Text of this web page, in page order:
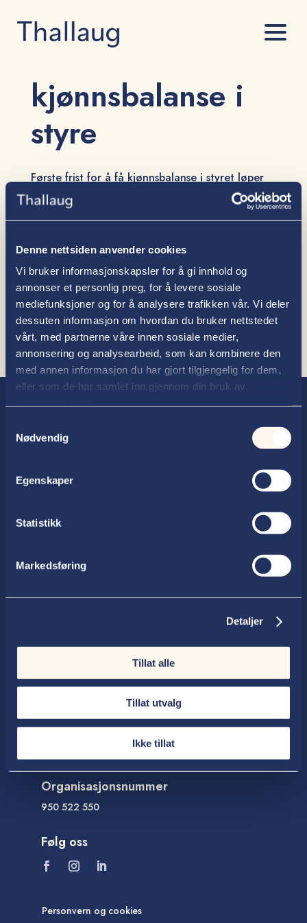
Denne nettsiden anvender cookies
Vi bruker informasjonskapsler for å gi innhold og
annonser et personlig preg, for å levere sosiale
mediefunksjoner og for å analysere trafikken vår. Vi deler
dessuten informasjon om hvordan du bruker nettstedet
vårt, med partnerne våre innen sosiale medier,
annonsering og analysearbeid, som kan kombinere den
med annen informasjon du har gjort tilgjengelig for dem,
eller som de har samlet inn gjennom din bruk av
Nødvendig
Egenskaper
Statistikk
Markedsføring
Detaljer
Tillat alle
Tillat utvalg
Ikke tillat
kjønnsbalanse i
styre
Første frist for å få kjønnsbalanse i styret løper
avTore Thallaug
De største selskapene, med omsetning over kr 100 millioner, må
litt tid, men mange små og mellomstore bedrifter er nå i full
gang med å planlegge for å få inn begge kjønn i styrene. Å få tak
i...
Postboks 354, 2602 Lillehammer
 Telefon
post@thallaug.no
 Besøksadresse
Storgata 121, Lillehammer
Ringsakervegen 45, Brumunddal
Storgata 10, Gjøvik
Organisasjonsnummer
950 522 550
Følg oss
Personvern og cookies